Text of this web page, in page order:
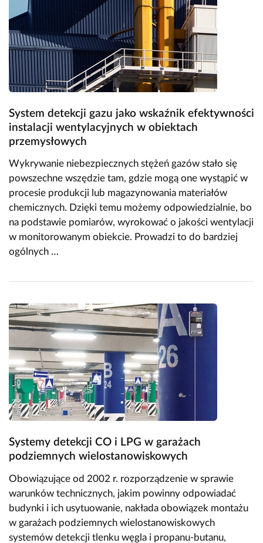
System detekcji gazu jako wskaźnik efektywności
instalacji wentylacyjnych w obiektach
przemysłowych
Wykrywanie niebezpiecznych stężeń gazów stało się
powszechne wszędzie tam, gdzie mogą one wystąpić w
procesie produkcji lub magazynowania materiałów
chemicznych. Dzięki temu możemy odpowiedzialnie, bo
na podstawie pomiarów, wyrokować o jakości wentylacji
w monitorowanym obiekcie. Prowadzi to do bardziej
ogólnych …
Systemy detekcji CO i LPG w garażach
podziemnych wielostanowiskowych
Obowiązujące od 2002 r. rozporządzenie w sprawie
warunków technicznych, jakim powinny odpowiadać
budynki i ich usytuowanie, nakłada obowiązek montażu
w garażach podziemnych wielostanowiskowych
systemów detekcji tlenku węgla i propanu-butanu,